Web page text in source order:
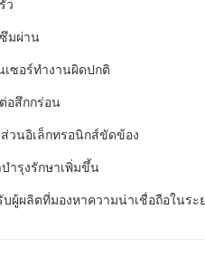
ว
มผ่าน
เซอร์ทำงานผิดปกติ
อสึกกร่อน
วนอิเล็กทรอนิกส์ขัดข้อง
บำรุงรักษาเพิ่มขึ้น
บผู้ผลิตที่มองหาความน่าเชื่อถือในร